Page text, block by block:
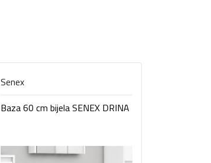
Senex
Baza 60 cm bijela SENEX DRINA